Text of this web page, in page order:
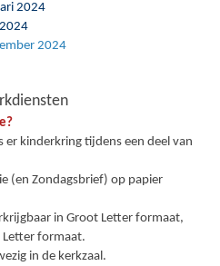
2024
2024
er kinderkring tijdens een deel van
(en Zondagsbrief) op papier
in Groot Letter formaat,
Letter formaat.
in de kerkzaal.